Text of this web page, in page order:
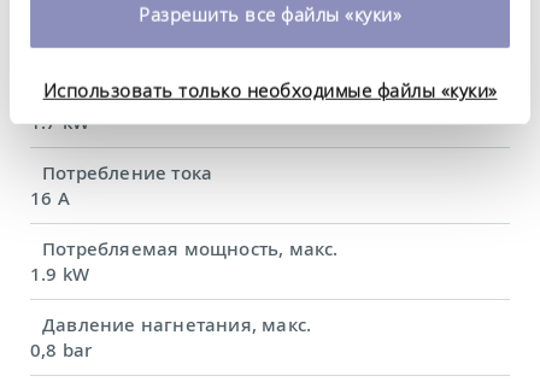
время. Более подробную информацию об этом вы
Разрешить все файлы «куки»
Использовать только необходимые файлы «куки»
Постоянство температурного режима
0.01 ± K
Теплопроизводительность, макс.
1.7 kW
Потребление тока
16 A
Потребляемая мощность, макс.
1.9 kW
Давление нагнетания, макс.
0,8 bar